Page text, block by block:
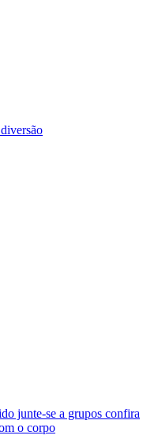
junte-se a grupos confira
o corpo